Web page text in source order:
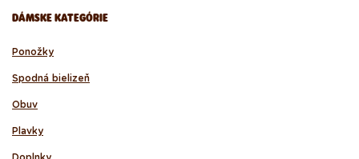
DÁMSKE KATEGÓRIE
Ponožky
Spodná bielizeň
Obuv
Plavky